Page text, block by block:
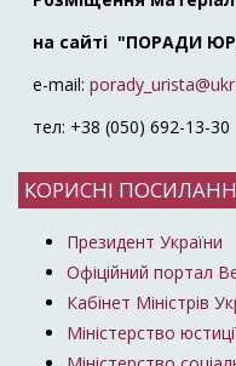
на сайті "ПОРАДИ
e-mail:
тел: +38 (050) 692-13-30
КОРИСНІ
Президент України
Офіційний портал
Кабінет Міністрів
Міністерство